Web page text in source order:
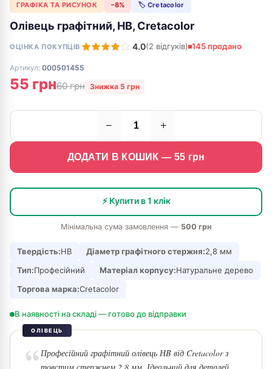
ГРАФІКА ТА РИСУНОК −8% 🏷 Cretacolor
Олівець графітний, НB, Cretacolor
ОЦІНКА ПОКУПЦІВ 4.0(2 відгуків) 145 продано
Артикул: 000501455
55 грн60 грн Знижка 5 грн
− +
ДОДАТИ В КОШИК — 55 грн
⚡ Купити в 1 клік
Мінімальна сума замовлення — 500 грн
Твердість:HB Діаметр графітного стержня:2,8 мм
Тип:Професійний Матеріал корпусу:Натуральне дерево
Торгова марка:Cretacolor
В наявності на складі — готово до відправки
ОЛІВЕЦЬ
Професійний графітний олівець НB від Cretacolor з